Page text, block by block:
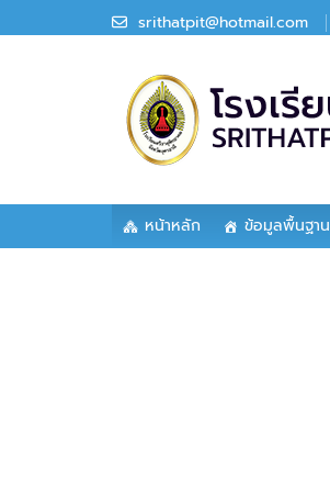
srithatpit@hotmail.com
หน้าหลัก ข้อมูลพื้นฐาน